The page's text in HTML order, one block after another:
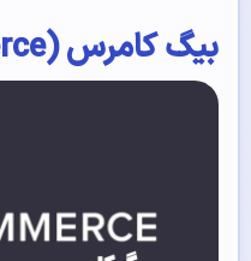
بیگ کامرس (BigCommerce)